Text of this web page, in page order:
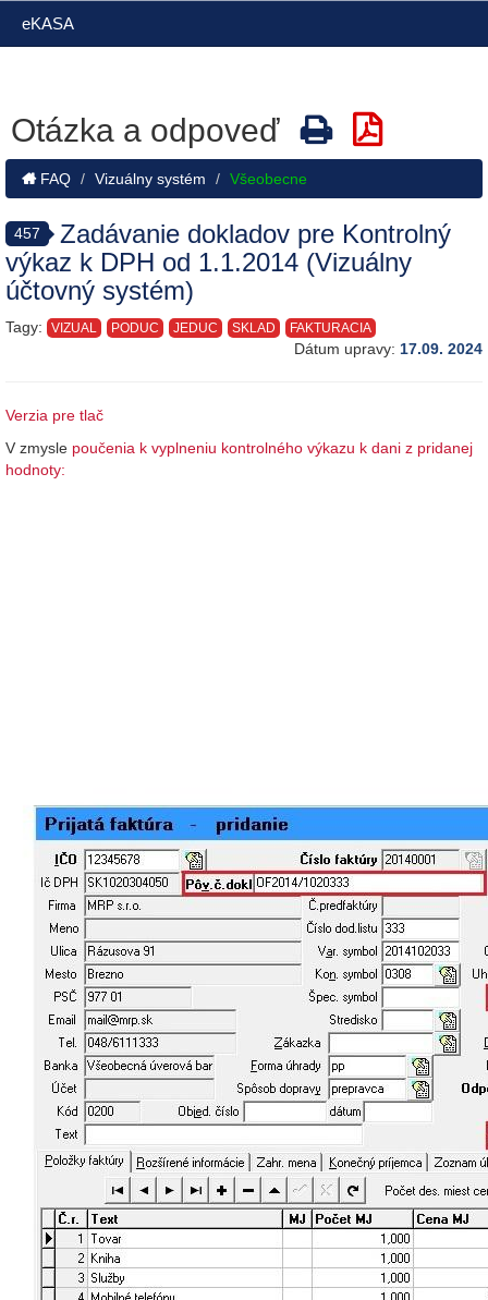
eKASA
Otázka a odpoveď
FAQ Vizuálny systém Všeobecne
457
Zadávanie dokladov pre Kontrolný
výkaz k DPH od 1.1.2014 (Vizuálny
účtovný systém)
Tagy: VIZUAL PODUC JEDUC SKLAD FAKTURACIA
Dátum upravy: 17.09. 2024
Verzia pre tlač
V zmysle poučenia k vyplneniu kontrolného výkazu k dani z pridanej
hodnoty: